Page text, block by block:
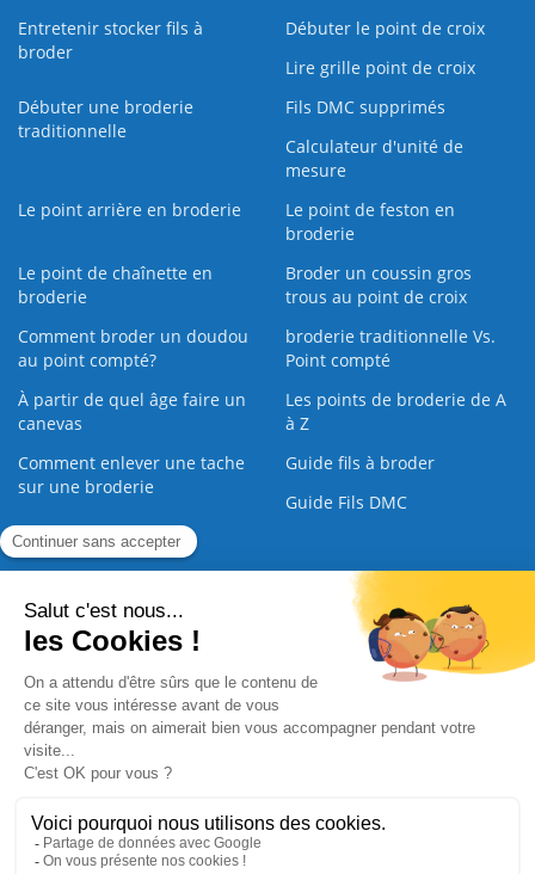
Entretenir stocker fils à
broder
Débuter le point de croix
Lire grille point de croix
Débuter une broderie
traditionnelle
Fils DMC supprimés
Calculateur d'unité de
mesure
Le point arrière en broderie
Le point de feston en
broderie
Le point de chaînette en
broderie
Broder un coussin gros
trous au point de croix
Comment broder un doudou
au point compté?
broderie traditionnelle Vs.
Point compté
À partir de quel âge faire un
canevas
Les points de broderie de A
à Z
Comment enlever une tache
sur une broderie
Guide fils à broder
Guide Fils DMC
Guide de la Broderie
Commande Papier Qui sommes nous Nous contacter |
Paiement sécurisé
2008 - 2026 © CreaMagic. ALL Rights Reserved.